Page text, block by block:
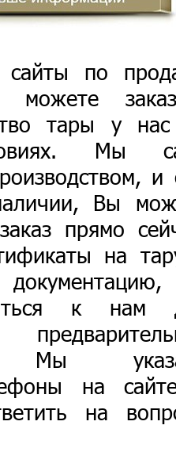
по
можете
тары у
Мы
и
Вы
прямо
на
к нам
Мы
на
на